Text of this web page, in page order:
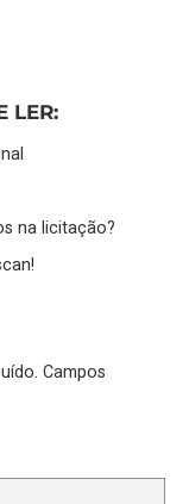
LER:
na licitação?
Campos